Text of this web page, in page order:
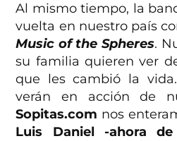
Al mismo tiempo, la
vuelta en nuestro país
Music of the Spheres.
su familia quieren ver
que les cambió la
verán en acción de
Sopitas.com nos
Luis Daniel -ahora